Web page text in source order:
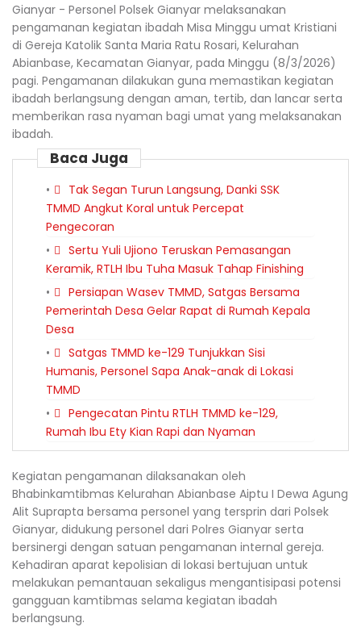
Gianyar - Personel Polsek Gianyar melaksanakan
pengamanan kegiatan ibadah Misa Minggu umat Kristiani
di Gereja Katolik Santa Maria Ratu Rosari, Kelurahan
Abianbase, Kecamatan Gianyar, pada Minggu (8/3/2026)
pagi. Pengamanan dilakukan guna memastikan kegiatan
ibadah berlangsung dengan aman, tertib, dan lancar serta
memberikan rasa nyaman bagi umat yang melaksanakan
ibadah.
Baca Juga
Tak Segan Turun Langsung, Danki SSK
TMMD Angkut Koral untuk Percepat
Pengecoran
Sertu Yuli Ujiono Teruskan Pemasangan
Keramik, RTLH Ibu Tuha Masuk Tahap Finishing
Persiapan Wasev TMMD, Satgas Bersama
Pemerintah Desa Gelar Rapat di Rumah Kepala
Desa
Satgas TMMD ke-129 Tunjukkan Sisi
Humanis, Personel Sapa Anak-anak di Lokasi
TMMD
Pengecatan Pintu RTLH TMMD ke-129,
Rumah Ibu Ety Kian Rapi dan Nyaman
Kegiatan pengamanan dilaksanakan oleh
Bhabinkamtibmas Kelurahan Abianbase Aiptu I Dewa Agung
Alit Suprapta bersama personel yang tersprin dari Polsek
Gianyar, didukung personel dari Polres Gianyar serta
bersinergi dengan satuan pengamanan internal gereja.
Kehadiran aparat kepolisian di lokasi bertujuan untuk
melakukan pemantauan sekaligus mengantisipasi potensi
gangguan kamtibmas selama kegiatan ibadah
berlangsung.